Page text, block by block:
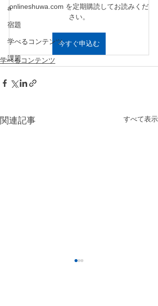
a
宿題
学べるコンテンツ
課題
onlineshuwa.com を定期購読してお読みくだ
さい。
今すぐ申込む
学べるコンテンツ
関連記事 すべて表示